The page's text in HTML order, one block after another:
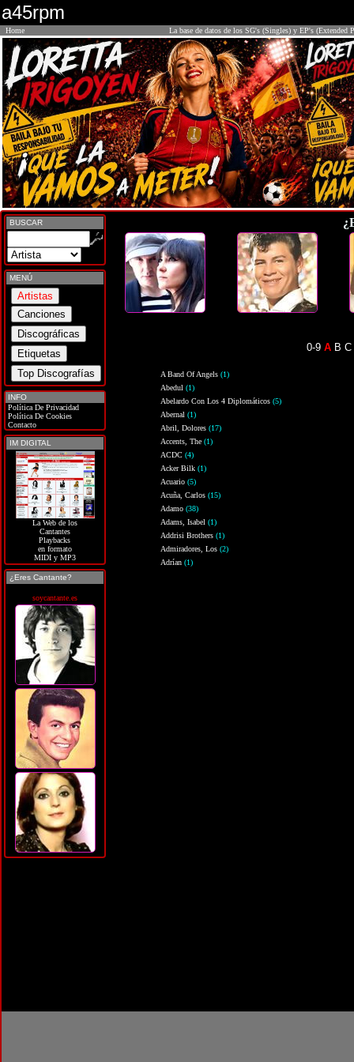
a45rpm
Home La base de datos de los SG's (Singles) y EP's (Extended
BUSCAR
MENÚ
INFO
Política De Privacidad
Política De Cookies
Contacto
IM DIGITAL
La Web de los
Cantantes
Playbacks
en formato
MIDI y MP3
¿Eres Cantante?
soycantante.es
0-9 A B C
A Band Of Angels(1)
Abedul(1)
Abelardo Con Los 4 Diplomáticos(5)
Abernal(1)
Abril, Dolores(17)
Accents, The(1)
ACDC(4)
Acker Bilk(1)
Acuario(5)
Acuña, Carlos(15)
Adamo(38)
Adams, Isabel(1)
Addrisi Brothers(1)
Admiradores, Los(2)
Adrían(1)